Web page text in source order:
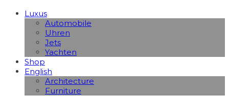
Luxus
Automobile
Uhren
Jets
Yachten
Shop
English
Architecture
Furniture